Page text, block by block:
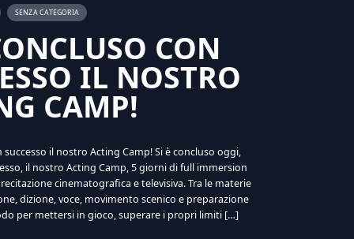
SENZA CATEGORIA
CON
IL NOSTRO
CAMP!
successo il nostro Acting Camp! Si è concluso oggi,
il nostro Acting Camp, 5 giorni di full immersion
cinematografica e televisiva. Tra le materie
dizione, voce, movimento scenico e preparazione
per mettersi in gioco, superare i propri limiti […]